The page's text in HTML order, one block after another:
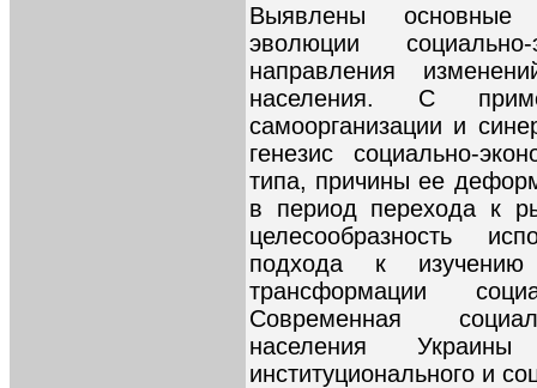
Выявлены основные
эволюции
направления
населения. С
самоорганизации и
генезис социально-
типа, причины ее
в период перехода к
целесообразность
подхода к
трансформации
Современная
населения
институционального и